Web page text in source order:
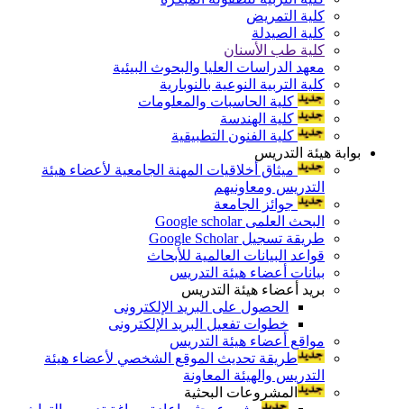
كلية التمريض
كلية الصيدلة
كلية طب الأسنان
معهد الدراسات العليا والبحوث البيئية
كلية التربية النوعية بالنوبارية
كلية الحاسبات والمعلومات
كلية الهندسة
كلية الفنون التطبيقية
بوابة هيئة التدريس
ميثاق أخلاقيات المهنة الجامعية لأعضاء هيئة
التدريس ومعاونيهم
جوائز الجامعة
البحث العلمى Google scholar
طريقة تسجيل Google Scholar
قواعد البيانات العالمية للأبحاث
بيانات أعضاء هيئة التدريس
بريد أعضاء هيئة التدريس
الحصول على البريد الإلكترونى
خطوات تفعيل البريد الإلكترونى
مواقع أعضاء هيئة التدريس
طريقة تحديث الموقع الشخصي لأعضاء هيئة
التدريس والهيئة المعاونة
المشروعات البحثية